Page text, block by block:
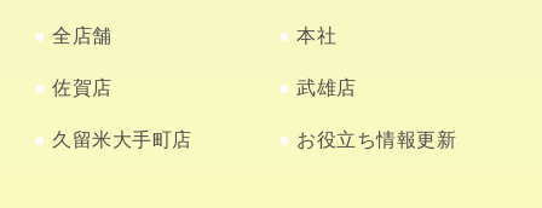
全店舗 本社
佐賀店 武雄店
久留米大手町店 お役立ち情報更新